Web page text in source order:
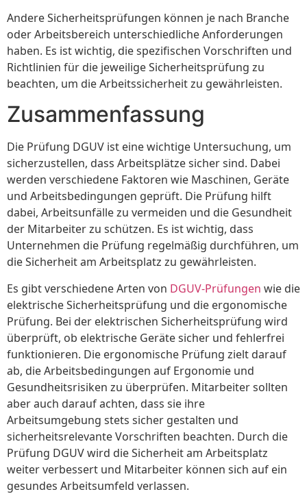
Andere Sicherheitsprüfungen können je nach Branche
oder Arbeitsbereich unterschiedliche Anforderungen
haben. Es ist wichtig, die spezifischen Vorschriften und
Richtlinien für die jeweilige Sicherheitsprüfung zu
beachten, um die Arbeitssicherheit zu gewährleisten.
Zusammenfassung
Die Prüfung DGUV ist eine wichtige Untersuchung, um
sicherzustellen, dass Arbeitsplätze sicher sind. Dabei
werden verschiedene Faktoren wie Maschinen, Geräte
und Arbeitsbedingungen geprüft. Die Prüfung hilft
dabei, Arbeitsunfälle zu vermeiden und die Gesundheit
der Mitarbeiter zu schützen. Es ist wichtig, dass
Unternehmen die Prüfung regelmäßig durchführen, um
die Sicherheit am Arbeitsplatz zu gewährleisten.
Es gibt verschiedene Arten von DGUV-Prüfungen wie die
elektrische Sicherheitsprüfung und die ergonomische
Prüfung. Bei der elektrischen Sicherheitsprüfung wird
überprüft, ob elektrische Geräte sicher und fehlerfrei
funktionieren. Die ergonomische Prüfung zielt darauf
ab, die Arbeitsbedingungen auf Ergonomie und
Gesundheitsrisiken zu überprüfen. Mitarbeiter sollten
aber auch darauf achten, dass sie ihre
Arbeitsumgebung stets sicher gestalten und
sicherheitsrelevante Vorschriften beachten. Durch die
Prüfung DGUV wird die Sicherheit am Arbeitsplatz
weiter verbessert und Mitarbeiter können sich auf ein
gesundes Arbeitsumfeld verlassen.